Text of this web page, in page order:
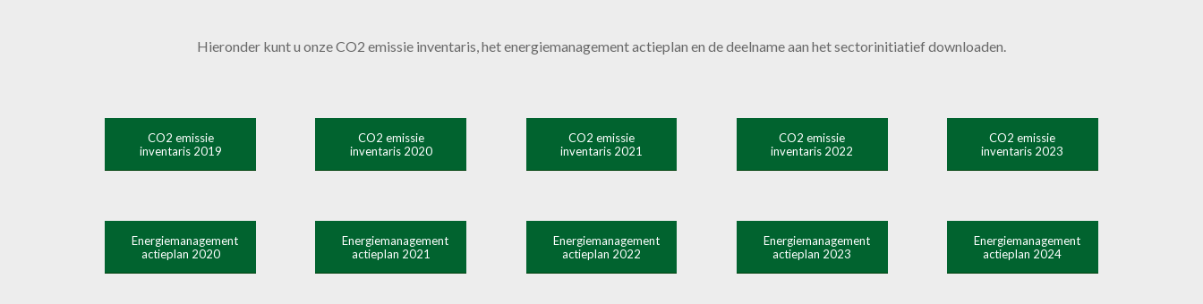
Hieronder kunt u onze CO2 emissie inventaris, het energiemanagement actieplan en de deelname aan het sectorinitiatief downloaden.
CO2 emissie
inventaris 2019
CO2 emissie
inventaris 2020
CO2 emissie
inventaris 2021
CO2 emissie
inventaris 2022
CO2 emissie
inventaris 2023
Energiemanagement
actieplan 2020
Energiemanagement
actieplan 2021
Energiemanagement
actieplan 2022
Energiemanagement
actieplan 2023
Energiemanagement
actieplan 2024